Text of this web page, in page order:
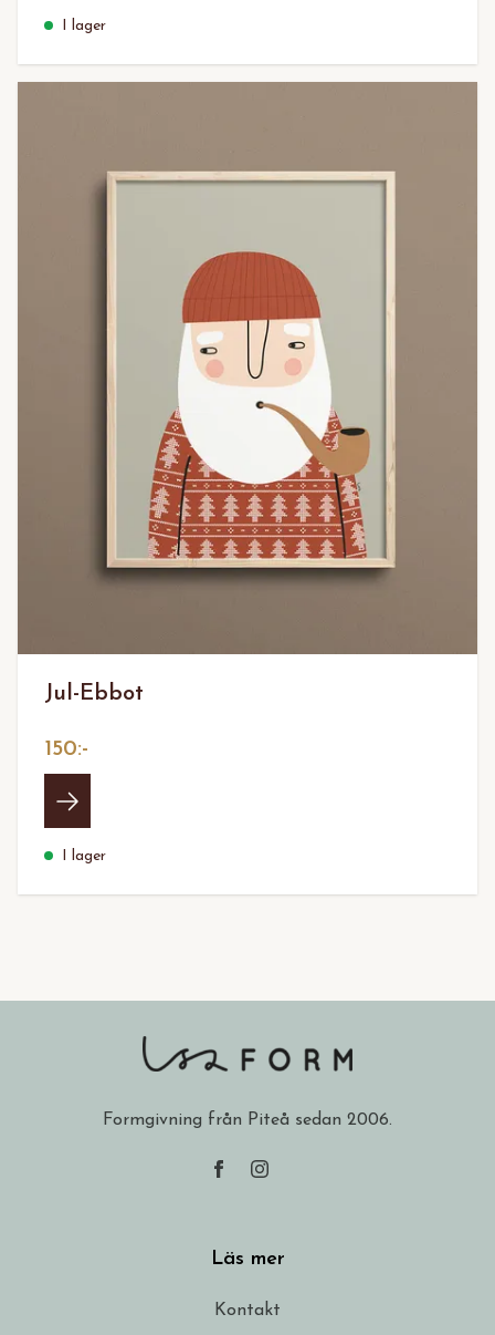
I lager
Jul-Ebbot
150:-
I lager
Formgivning från Piteå sedan 2006.
Läs mer
Kontakt